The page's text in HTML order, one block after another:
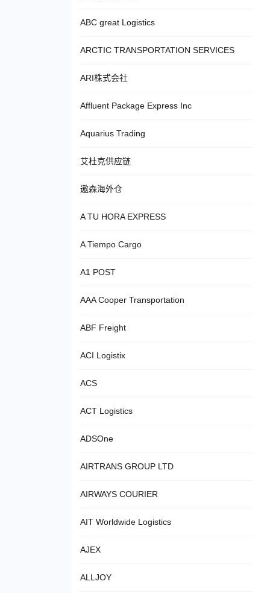
ABC great Logistics
ARCTIC TRANSPORTATION SERVICES
ARI株式会社
Affluent Package Express Inc
Aquarius Trading
艾杜克供应链
遨森海外仓
A TU HORA EXPRESS
A Tiempo Cargo
A1 POST
AAA Cooper Transportation
ABF Freight
ACI Logistix
ACS
ACT Logistics
ADSOne
AIRTRANS GROUP LTD
AIRWAYS COURIER
AIT Worldwide Logistics
AJEX
ALLJOY